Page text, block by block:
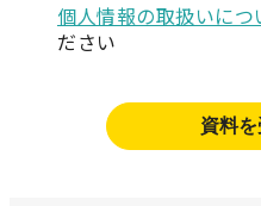
個人情報の取扱いにつ
ださい